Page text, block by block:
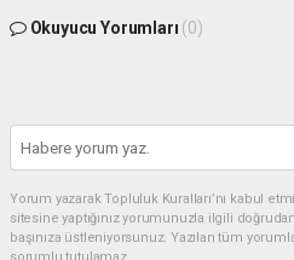
Okuyucu Yorumları (0)
Yorum yazarak Topluluk Kuralları’nı kabul
sitesine yaptığınız yorumunuzla ilgili
başınıza üstleniyorsunuz. Yazılan tüm
sorumlu tutulamaz.